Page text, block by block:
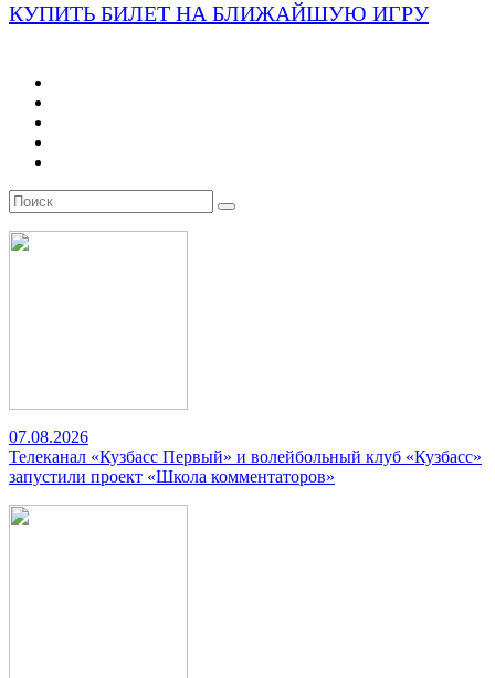
КУПИТЬ БИЛЕТ НА БЛИЖАЙШУЮ ИГРУ
07.08.2026
Телеканал «Кузбасс Первый» и волейбольный клуб «Кузбасс»
запустили проект «Школа комментаторов»